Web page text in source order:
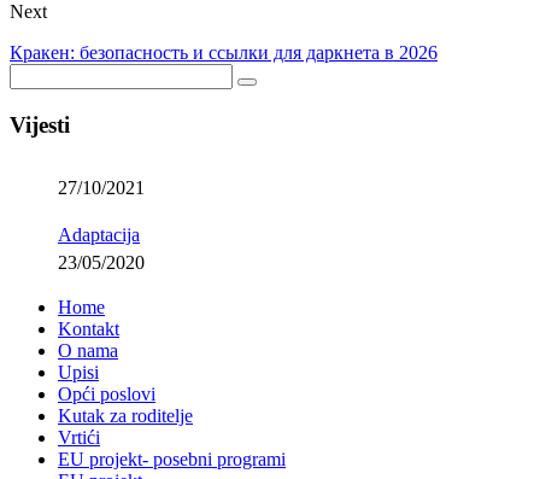
Next
Кракен: безопасность и ссылки для даркнета в 2026
Vijesti
27/10/2021
Adaptacija
23/05/2020
Home
Kontakt
O nama
Upisi
Opći poslovi
Kutak za roditelje
Vrtići
EU projekt- posebni programi